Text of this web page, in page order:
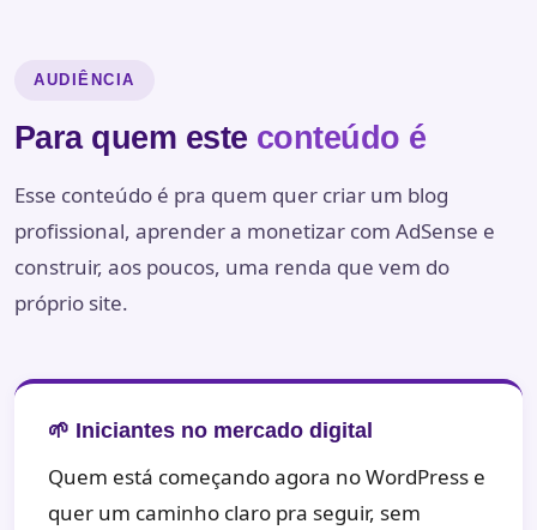
AUDIÊNCIA
Para quem este conteúdo é
Esse conteúdo é pra quem quer criar um blog
profissional, aprender a monetizar com AdSense e
construir, aos poucos, uma renda que vem do
próprio site.
🌱 Iniciantes no mercado digital
Quem está começando agora no WordPress e
quer um caminho claro pra seguir, sem